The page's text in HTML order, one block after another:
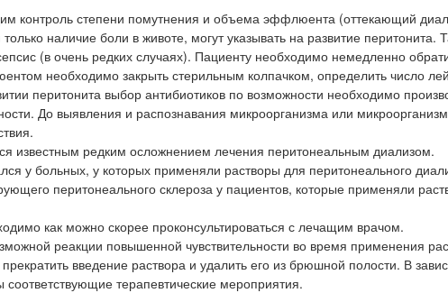
контроль степени помутнения и объема эффлюента (оттекающий
наличие боли в животе, могут указывать на развитие перитонита.
(в очень редких случаях). Пациенту необходимо немедленно
необходимо закрыть стерильным колпачком, определить число
перитонита выбор антибиотиков по возможности необходимо
До выявления и распознавания микроорганизма или
известным редким осложнением лечения перитонеальным диализом.
у больных, у которых применяли растворы для перитонеального
перитонеального склероза у пациентов, которые применяли
как можно скорее проконсультироваться с лечащим врачом.
реакции повышенной чувствительности во время применения
введение раствора и удалить его из брюшной полости. В
терапевтические мероприятия.